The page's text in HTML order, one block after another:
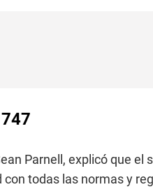
Parnell, explicó que el
todas las normas y